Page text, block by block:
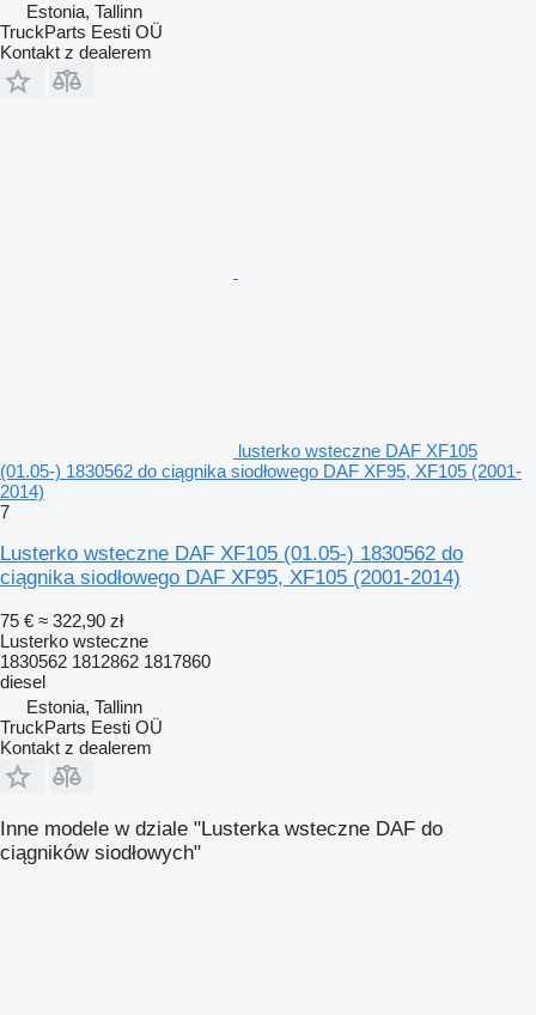
Estonia, Tallinn
TruckParts Eesti OÜ
Kontakt z dealerem
lusterko wsteczne DAF XF105
(01.05-) 1830562 do ciągnika siodłowego DAF XF95, XF105 (2001-
2014)
7
Lusterko wsteczne DAF XF105 (01.05-) 1830562 do
ciągnika siodłowego DAF XF95, XF105 (2001-2014)
75 € ≈ 322,90 zł
Lusterko wsteczne
1830562 1812862 1817860
diesel
Estonia, Tallinn
TruckParts Eesti OÜ
Kontakt z dealerem
Inne modele w dziale "Lusterka wsteczne DAF do
ciągników siodłowych"